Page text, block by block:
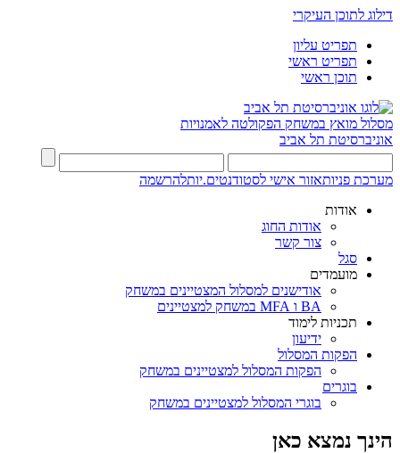
דילוג לתוכן העיקרי
תפריט עליון
תפריט ראשי
תוכן ראשי
מסלול מואץ במשחק הפקולטה לאמנויות
אוניברסיטת תל אביב
מערכת פניותאזור אישי לסטודנטים.יותלהרשמה
אודות
אודות החוג
צור קשר
סגל
מועמדים
אודישנים למסלול המצטיינים במשחק
BA ו MFA במשחק למצטיינים
תכניות לימוד
ידיעון
הפקות המסלול
הפקות המסלול למצטיינים במשחק
בוגרים
בוגרי המסלול למצטיינים במשחק
הינך נמצא כאן